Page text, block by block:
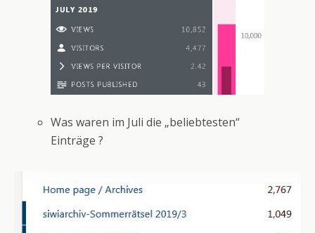
Was waren im Juli die „beliebtesten“
Einträge ?